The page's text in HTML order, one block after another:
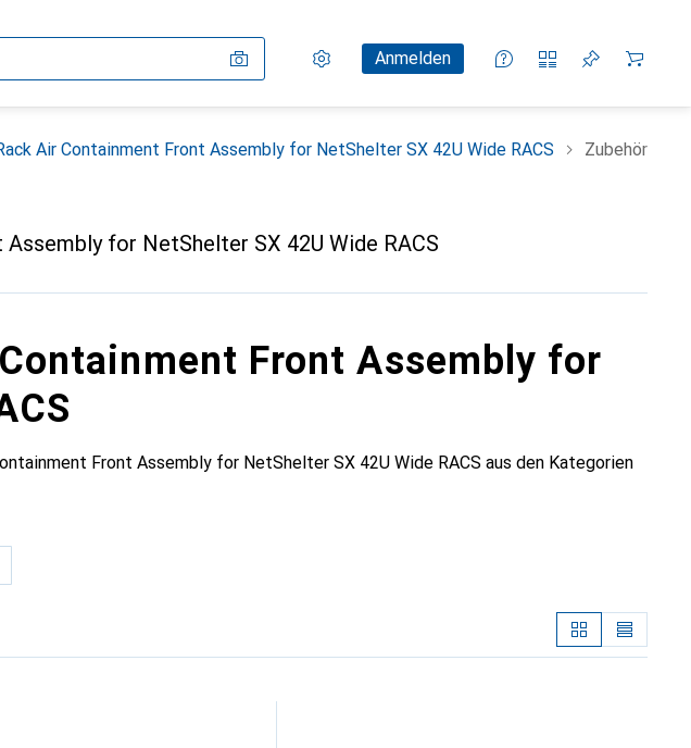
Einstellungen
KundenkontoAnmelden
Vergleichslisten
Merklisten
Warenkorb
Air Containment Front Assembly for NetShelter SX 42U Wide RACS Zubehör
for NetShelter SX 42U Wide RACS
Front Assembly for
Front Assembly for NetShelter SX 42U Wide RACS aus den Kategorien